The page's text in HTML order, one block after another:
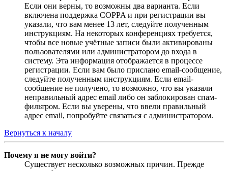
Если они верны, то возможны два варианта. Если
включена поддержка COPPA и при регистрации вы
указали, что вам менее 13 лет, следуйте полученным
инструкциям. На некоторых конференциях требуется,
чтобы все новые учётные записи были активированы
пользователями или администратором до входа в
систему. Эта информация отображается в процессе
регистрации. Если вам было прислано email-сообщение,
следуйте полученным инструкциям. Если email-
сообщение не получено, то возможно, что вы указали
неправильный адрес email либо он заблокирован спам-
фильтром. Если вы уверены, что ввели правильный
адрес email, попробуйте связаться с администратором.
Вернуться к началу
Почему я не могу войти?
Существует несколько возможных причин. Прежде